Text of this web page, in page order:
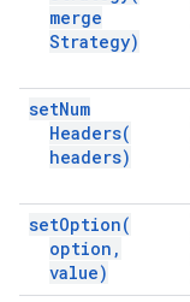
merge
Strategy)
setNum
Headers(
headers)
setOption(
option ,
value)